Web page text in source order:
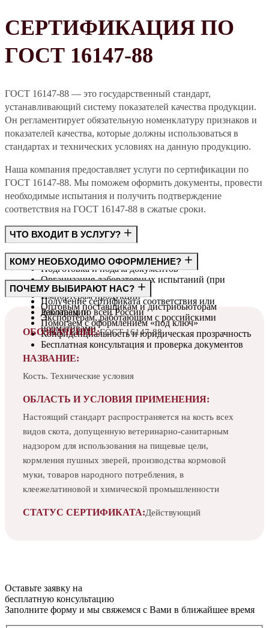
СЕРТИФИКАЦИЯ ПО
ГОСТ 16147-88
ГОСТ 16147-88 — это государственный стандарт,
устанавливающий систему показателей качества продукции.
Он регламентирует обязательную номенклатуру признаков и
показателей качества, которые должны использоваться в
стандартах и технических условиях на данную продукцию.
Наша компания предоставляет услуги по сертификации по
ГОСТ 16147-88. Мы поможем оформить документы, провести
необходимые испытания и получить подтверждение
соответствия на ГОСТ 16147-88 в сжатые сроки.
ЧТО ВХОДИТ В УСЛУГУ?
Консультация по требованиям ГОСТ
Подготовка и подача документов
Организация лабораторных испытаний (при
необходимости)
Получение сертификата соответствия или
декларации
КОМУ НЕОБХОДИМО ОФОРМЛЕНИЕ?
Производителям
Импортёрам продукции
Оптовым поставщикам и дистрибьюторам
Экспортёрам, работающим с российскими
нормативами
ПОЧЕМУ ВЫБИРАЮТ НАС?
Работаем по всей России
Помогаем с оформлением «под ключ»
Конфиденциальность и юридическая прозрачность
Бесплатная консультация и проверка документов
ОБОЗНАЧЕНИЕ:ГОСТ 16147-88
НАЗВАНИЕ:
Кость. Технические условия
ОБЛАСТЬ И УСЛОВИЯ ПРИМЕНЕНИЯ:
Настоящий стандарт распространяется на кость всех
видов скота, допущенную ветеринарно-санитарным
надзором для использования на пищевые цели,
кормления пушных зверей, производства кормовой
муки, товаров народного потребления, в
клеежелатиновой и химической промышленности
СТАТУС СЕРТИФИКАТА:Действующий
Оставьте заявку на
бесплатную консультацию
Заполните форму и мы свяжемся с Вами в ближайшее время